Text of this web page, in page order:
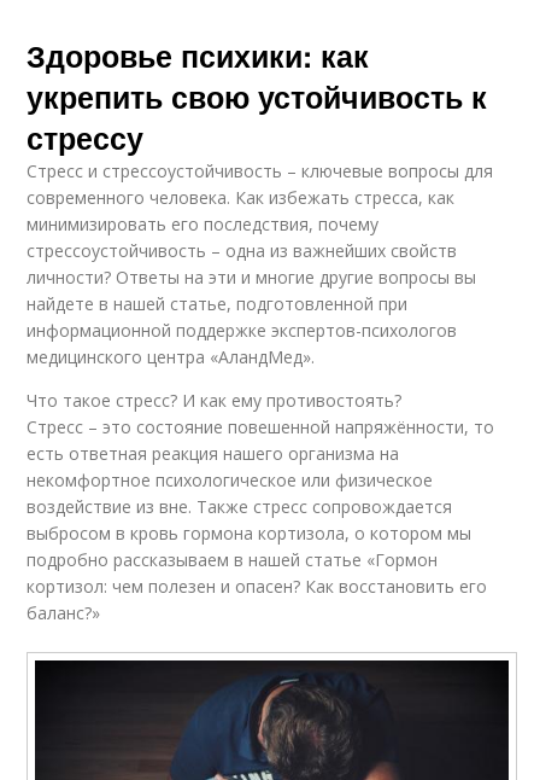
Здоровье психики: как
укрепить свою устойчивость к
стрессу
Стресс и стрессоустойчивость – ключевые вопросы для
современного человека. Как избежать стресса, как
минимизировать его последствия, почему
стрессоустойчивость – одна из важнейших свойств
личности? Ответы на эти и многие другие вопросы вы
найдете в нашей статье, подготовленной при
информационной поддержке экспертов-психологов
медицинского центра «АландМед».
Что такое стресс? И как ему противостоять?
Стресс – это состояние повешенной напряжённости, то
есть ответная реакция нашего организма на
некомфортное психологическое или физическое
воздействие из вне. Также стресс сопровождается
выбросом в кровь гормона кортизола, о котором мы
подробно рассказываем в нашей статье «Гормон
кортизол: чем полезен и опасен? Как восстановить его
баланс?»